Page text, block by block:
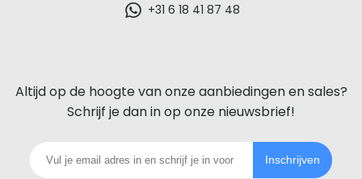
voor
iedere
telefoon
+31 6 18 41 87 48
Altijd op de hoogte van onze aanbiedingen en sales?
Schrijf je dan in op onze nieuwsbrief!
Inschrijven